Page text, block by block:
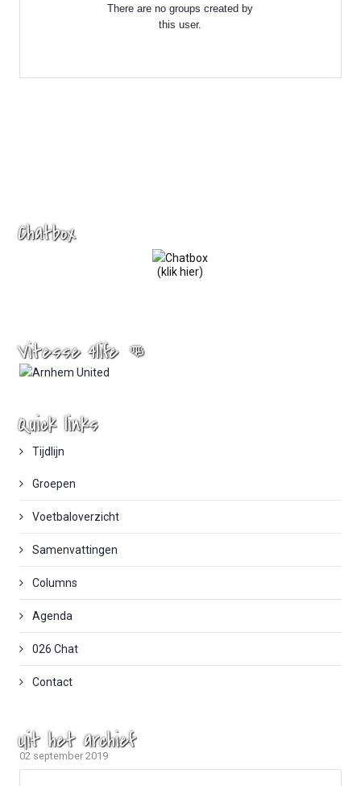
There are no groups created by
this user.
Chatbox
(klik hier)
Vitesse 4life 👊
Quick links
Tijdlijn
Groepen
Voetbaloverzicht
Samenvattingen
Columns
Agenda
026 Chat
Contact
Uit het archief
02 september 2019